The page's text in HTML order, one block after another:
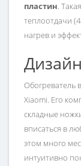
пластин.
теплоотдачи
нагрев и
Обогреватель
Xiaomi. Его
складные
вписаться в
этом много
интуитивно